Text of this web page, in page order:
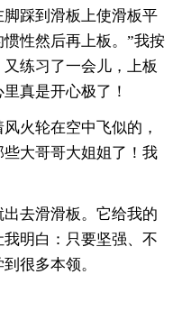
踩到滑板上使滑板平
性然后再上板。”我按
练习了一会儿，上板
真是开心极了！
火轮在空中飞似的，
大哥哥大姐姐了！我
去滑滑板。它给我的
明白：只要坚强、不
很多本领。